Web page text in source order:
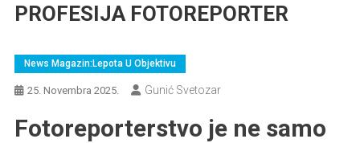
PROFESIJA FOTOREPORTER
News Magazin:Lepota U Objektivu
25. Novembra 2025. Gunić Svetozar
Fotoreporterstvo je ne samo